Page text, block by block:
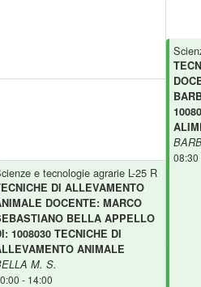
e tecnologie agrarie L-25 R
DI ALLEVAMENTO
DOCENTE: MARCO
BELLA APPELLO
1008030 TECNICHE DI
ANIMALE
M. S.
- 14:00
08:30